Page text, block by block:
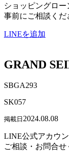
ショッピングロ
事前にご相談くだ
LINEを追加
GRAND
SBGA293
SK057
掲載日 2024.08.08
LINE公式アカウ
ご相談・お問合せ